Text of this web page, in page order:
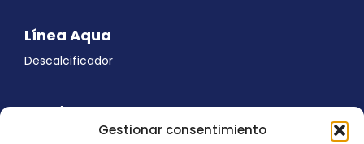
Gestionar consentimiento
Línea Aqua
Descalcificador
Ayuda